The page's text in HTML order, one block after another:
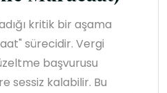
kritik bir aşama
sürecidir. Vergi
başvurusu
sessiz kalabilir. Bu